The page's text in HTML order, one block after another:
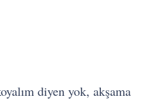
diyen yok, akşama